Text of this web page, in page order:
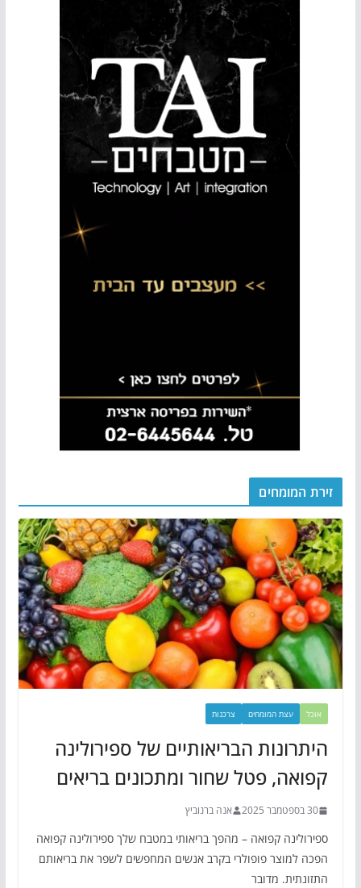
זירת המומחים
אוכל עצת המומחים צרכנות
היתרונות הבריאותיים של ספירולינה
קפואה, פטל שחור ומתכונים בריאים
30 בספטמבר 2025 אנה ברנוביץ
ספירולינה קפואה – מהפך בריאותי במטבח שלך ספירולינה קפואה
הפכה למוצר פופולרי בקרב אנשים המחפשים לשפר את בריאותם
התזונתית. מדובר